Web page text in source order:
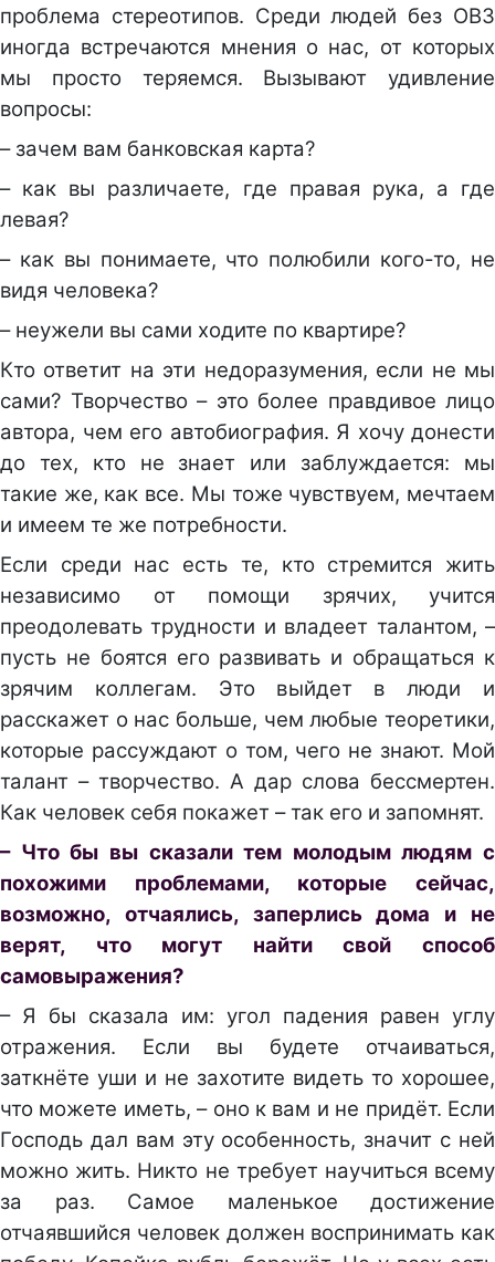
проблема стереотипов. Среди людей без ОВЗ
иногда встречаются мнения о нас, от которых
мы просто теряемся. Вызывают удивление
вопросы:
– зачем вам банковская карта?
– как вы различаете, где правая рука, а где
левая?
– как вы понимаете, что полюбили кого-то, не
видя человека?
– неужели вы сами ходите по квартире?
Кто ответит на эти недоразумения, если не мы
сами? Творчество – это более правдивое лицо
автора, чем его автобиография. Я хочу донести
до тех, кто не знает или заблуждается: мы
такие же, как все. Мы тоже чувствуем, мечтаем
и имеем те же потребности.
Если среди нас есть те, кто стремится жить
независимо от помощи зрячих, учится
преодолевать трудности и владеет талантом, –
пусть не боятся его развивать и обращаться к
зрячим коллегам. Это выйдет в люди и
расскажет о нас больше, чем любые теоретики,
которые рассуждают о том, чего не знают. Мой
талант – творчество. А дар слова бессмертен.
Как человек себя покажет – так его и запомнят.
– Что бы вы сказали тем молодым людям с
похожими проблемами, которые сейчас,
возможно, отчаялись, заперлись дома и не
верят, что могут найти свой способ
самовыражения?
– Я бы сказала им: угол падения равен углу
отражения. Если вы будете отчаиваться,
заткнёте уши и не захотите видеть то хорошее,
что можете иметь, – оно к вам и не придёт. Если
Господь дал вам эту особенность, значит с ней
можно жить. Никто не требует научиться всему
за раз. Самое маленькое достижение
отчаявшийся человек должен воспринимать как